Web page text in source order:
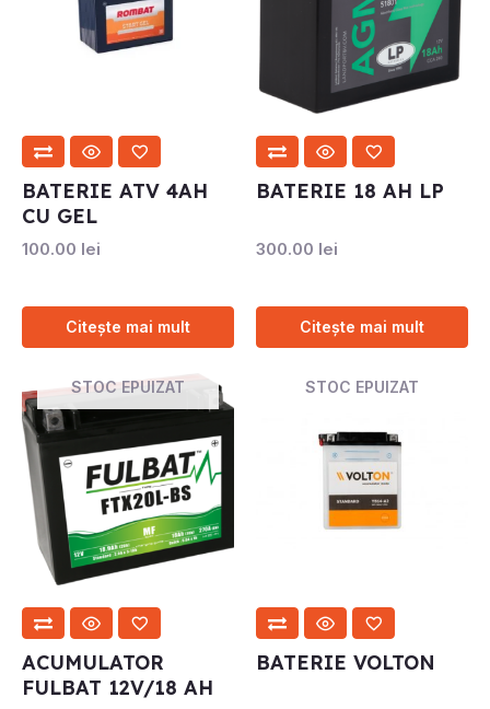
BATERIE ATV 4AH
CU GEL
100.00 lei
Citește mai mult
BATERIE 18 AH LP
300.00 lei
Citește mai mult
STOC EPUIZAT
ACUMULATOR
FULBAT 12V/18 AH
STOC EPUIZAT
BATERIE VOLTON